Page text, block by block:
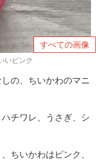
すべての画像
いピンク
の、ちいかわのマニ
チワレ、うさぎ、シ
ちいかわはピンク、